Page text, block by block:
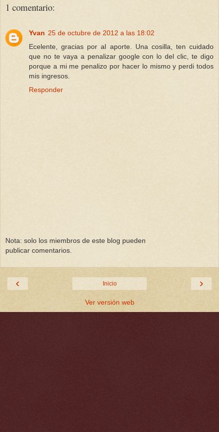
1 comentario:
Yvan 25 de octubre de 2012 a las 18:02
Ecelente, gracias por al aporte. Una cosilla, ten cuidado
que no te vaya a penalizar google con lo del clic, te digo
porque a mi me penalizo por hacer lo mismo y perdi todos
mis ingresos.
Responder
Nota: solo los miembros de este blog pueden
publicar comentarios.
‹ ›
Inicio
Ver versión web